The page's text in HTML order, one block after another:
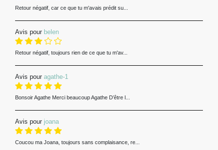
Retour négatif, car ce que tu m'avais prédit su...
Avis pour belen
Retour négatif, toujours rien de ce que tu m'av...
Avis pour agathe-1
Bonsoir Agathe Merci beaucoup Agathe D’être l...
Avis pour joana
Coucou ma Joana, toujours sans complaisance, re...